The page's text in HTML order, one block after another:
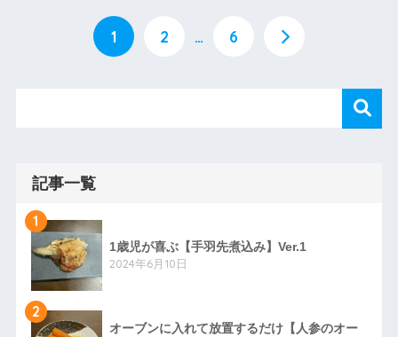
1 2 … 6
記事一覧
1
1歳児が喜ぶ【手羽先煮込み】Ver.1
2024年6月10日
2
オーブンに入れて放置するだけ【人参のオー